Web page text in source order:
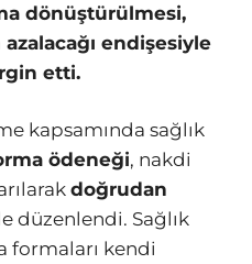
dönüştürülmesi,
endişesiyle
etti.
kapsamında sağlık
ödeneği, nakdi
doğrudan
düzenlendi. Sağlık
formaları kendi